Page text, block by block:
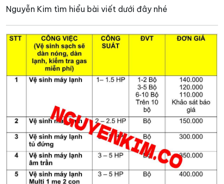
Nguyễn Kim tìm hiểu bài viết dưới đây nhé